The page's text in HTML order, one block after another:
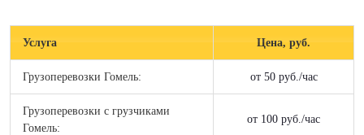
Услуга Цена, руб.
Грузоперевозки Гомель: от 50 руб./час
Грузоперевозки c грузчиками
Гомель:
от 100 руб./час